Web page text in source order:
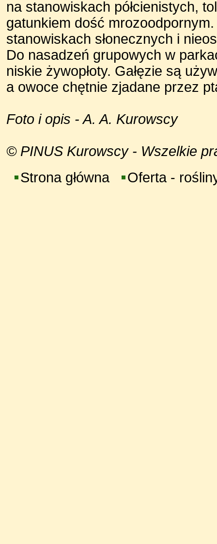
na stanowiskach półcienistych,
gatunkiem dość
stanowiskach słonecznych i
Do nasadzeń grupowych w
niskie żywopłoty. Gałęzie są
a owoce chętnie zjadane przez
Foto i opis - A. A. Kurowscy
© PINUS Kurowscy - Wszelkie
Strona główna
Oferta -